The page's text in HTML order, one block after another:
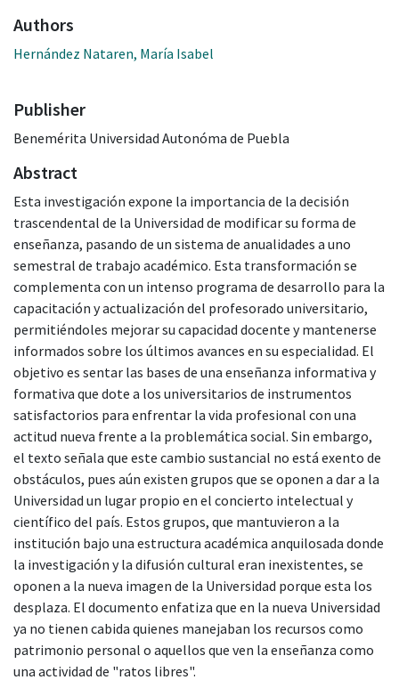
Authors
Hernández Nataren, María Isabel
Publisher
Benemérita Universidad Autonóma de Puebla
Abstract
Esta investigación expone la importancia de la decisión
trascendental de la Universidad de modificar su forma de
enseñanza, pasando de un sistema de anualidades a uno
semestral de trabajo académico. Esta transformación se
complementa con un intenso programa de desarrollo para la
capacitación y actualización del profesorado universitario,
permitiéndoles mejorar su capacidad docente y mantenerse
informados sobre los últimos avances en su especialidad. El
objetivo es sentar las bases de una enseñanza informativa y
formativa que dote a los universitarios de instrumentos
satisfactorios para enfrentar la vida profesional con una
actitud nueva frente a la problemática social. Sin embargo,
el texto señala que este cambio sustancial no está exento de
obstáculos, pues aún existen grupos que se oponen a dar a la
Universidad un lugar propio en el concierto intelectual y
científico del país. Estos grupos, que mantuvieron a la
institución bajo una estructura académica anquilosada donde
la investigación y la difusión cultural eran inexistentes, se
oponen a la nueva imagen de la Universidad porque esta los
desplaza. El documento enfatiza que en la nueva Universidad
ya no tienen cabida quienes manejaban los recursos como
patrimonio personal o aquellos que ven la enseñanza como
una actividad de "ratos libres".